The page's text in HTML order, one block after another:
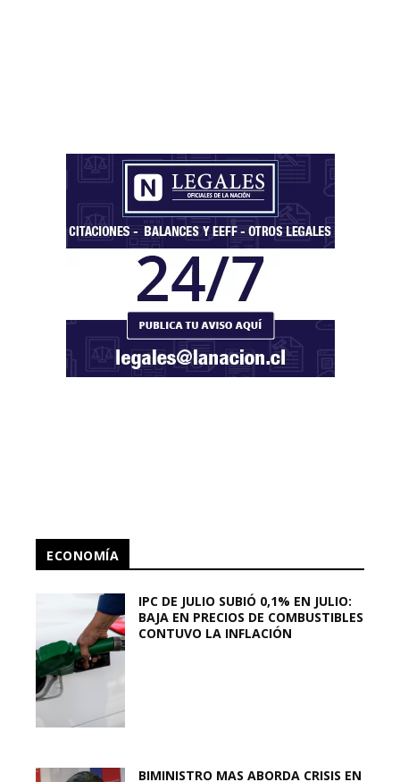
ECONOMÍA
IPC DE JULIO SUBIÓ 0,1% EN JULIO:
BAJA EN PRECIOS DE COMBUSTIBLES
CONTUVO LA INFLACIÓN
BIMINISTRO MAS ABORDA CRISIS EN